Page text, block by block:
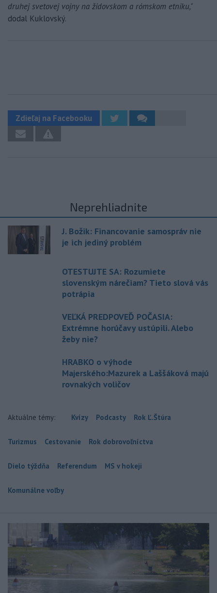
druhej svetovej vojny na židovskom a rómskom etniku,"
dodal Kuklovský.
Zdieľaj na Facebooku
Neprehliadnite
J. Božik: Financovanie samospráv nie
je ich jediný problém
OTESTUJTE SA: Rozumiete
slovenským nárečiam? Tieto slová vás
potrápia
VEĽKÁ PREDPOVEĎ POČASIA:
Extrémne horúčavy ustúpili. Alebo
žeby nie?
HRABKO o výhode
Majerského:Mazurek a Laššáková majú
rovnakých voličov
Aktuálne témy: Kvízy Podcasty Rok Ľ.Štúra
Turizmus Cestovanie Rok dobrovoľníctva
Dielo týždňa Referendum MS v hokeji
Komunálne voľby